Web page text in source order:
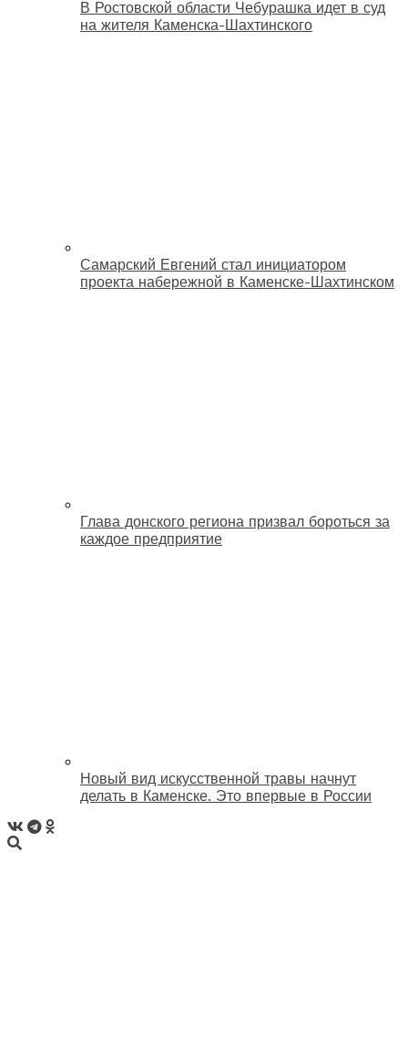
В Ростовской области Чебурашка идет в суд
на жителя Каменска-Шахтинского
Самарский Евгений стал инициатором
проекта набережной в Каменске-Шахтинском
Глава донского региона призвал бороться за
каждое предприятие
Новый вид искусственной травы начнут
делать в Каменске. Это впервые в России